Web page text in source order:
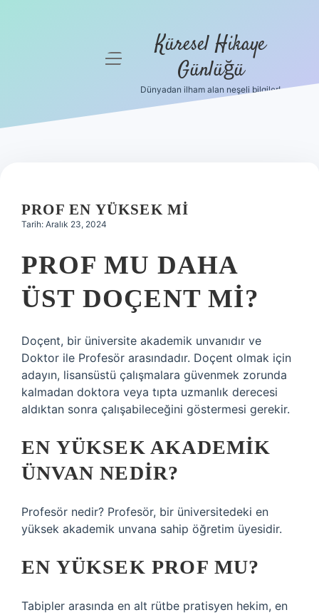
Hakkımızda
menüyü
Küresel Hikaye
Günlüğü
Dünyadan ilham alan neşeli bilgiler!
PROF EN YÜKSEK MI
Tarih: Aralık 23, 2024
PROF MU DAHA
ÜST DOÇENT MI?
Doçent, bir üniversite akademik unvanıdır ve
Doktor ile Profesör arasındadır. Doçent olmak için
adayın, lisansüstü çalışmalara güvenmek zorunda
kalmadan doktora veya tıpta uzmanlık derecesi
aldıktan sonra çalışabileceğini göstermesi gerekir.
EN YÜKSEK AKADEMIK
ÜNVAN NEDIR?
Profesör nedir? Profesör, bir üniversitedeki en
yüksek akademik unvana sahip öğretim üyesidir.
EN YÜKSEK PROF MU?
Tabipler arasında en alt rütbe pratisyen hekim, en